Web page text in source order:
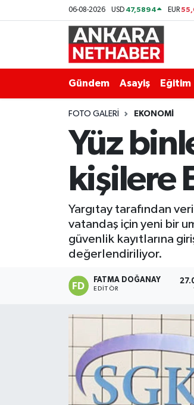
06-08-2026 USD 47,5894 EUR
Gündem Asayiş Eğitim
FOTO GALERI EKONOMI
Yüz
kişilere
Yargıtay tarafından
vatandaş için yeni bir
güvenlik kayıtlarına
değerlendiriliyor.
FATMA DOĞANAY
EDITÖR
Ekonomi
Gündem
Kim Kimdir Nereli
Resmi İlanlar
Siyaset
Teknoloji
Ankara Hava Durumu
Tüm Manşetler
Son Dakika Haberleri